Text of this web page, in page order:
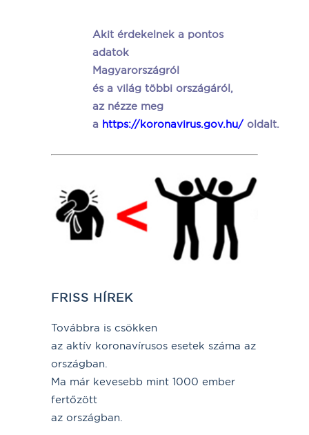
Akit érdekelnek a pontos
adatok
Magyarországról
és a világ többi országáról,
az nézze meg
a https://koronavirus.gov.hu/oldalt.
FRISS HÍREK
Továbbra is csökken
az aktív koronavírusos esetek száma az
országban.
Ma már kevesebb mint 1000 ember
fertőzött
az országban.